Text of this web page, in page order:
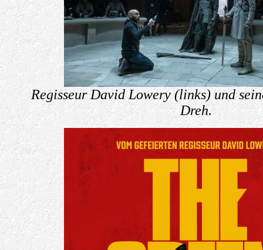
Regisseur David Lowery (links) und
Dreh.